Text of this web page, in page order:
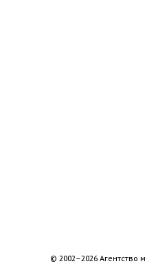
© 2002–2026 Агентство